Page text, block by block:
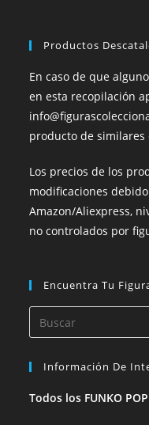
Productos
En caso de que
en esta recopilación
producto de similares
Los precios de los
modificaciones
Amazon/Aliexpress,
no controlados por
Encuentra Tu
Información De
Todos los FUNKO POP